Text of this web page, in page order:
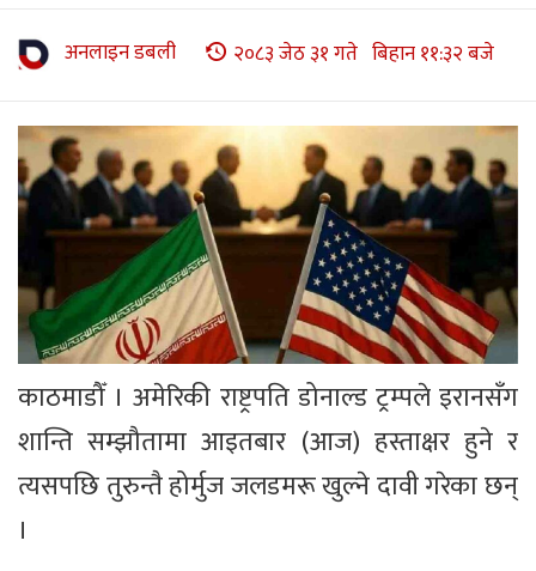
अनलाइन डबली २०८३ जेठ ३१ गते बिहान ११:३२ बजे
काठमाडौँ । अमेरिकी राष्ट्रपति डोनाल्ड ट्रम्पले इरानसँग
शान्ति सम्झौतामा आइतबार (आज) हस्ताक्षर हुने र
त्यसपछि तुरुन्तै होर्मुज जलडमरू खुल्ने दावी गरेका छन्
।